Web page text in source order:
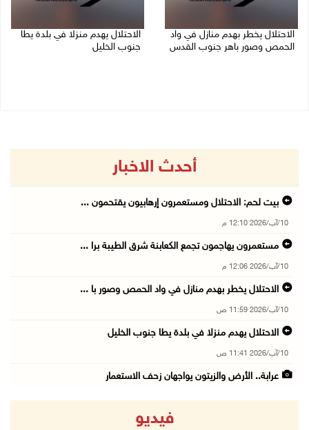
الاحتلال يخطر بهدم منازل في واد
الحمص وصور باهر جنوب القدس
الاحتلال يهدم منزلا في بلدة يطا
جنوب الخليل
أحدث الاخبار
بيت لحم: الاحتلال ومستعمرون إرهابيون يقتحمون ...
10/آب/2026 12:10 م
مستعمرون يهاجمون تجمع الكعابنة شرق الطيبة برا ...
10/آب/2026 12:06 م
الاحتلال يخطر بهدم منازل في واد الحمص وصور با ...
10/آب/2026 11:59 ص
الاحتلال يهدم منزلا في بلدة يطا جنوب الخليل
10/آب/2026 11:41 ص
عرابة.. الأرض والزيتون يواجهان زحف الاستعمار
استشهاد طفلة متأثرة بإصابتها برصاص الاحتلال ج ...
فيديو